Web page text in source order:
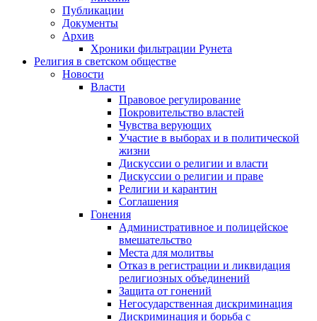
Публикации
Документы
Архив
Хроники фильтрации Рунета
Религия в светском обществе
Новости
Власти
Правовое регулирование
Покровительство властей
Чувства верующих
Участие в выборах и в политической
жизни
Дискуссии о религии и власти
Дискуссии о религии и праве
Религии и карантин
Соглашения
Гонения
Административное и полицейское
вмешательство
Места для молитвы
Отказ в регистрации и ликвидация
религиозных объединений
Защита от гонений
Негосударственная дискриминация
Дискриминация и борьба с